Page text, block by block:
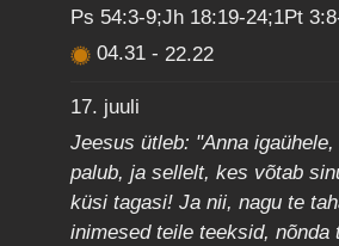
Ps 54:3-9;Jh 18:19-24;1Pt
04.31- 22.22
17. juuli
Jeesus ütleb: "Anna
palub, ja sellelt, kes võtab
küsi tagasi! Ja nii, nagu te
inimesed teile teeksid, nõnda